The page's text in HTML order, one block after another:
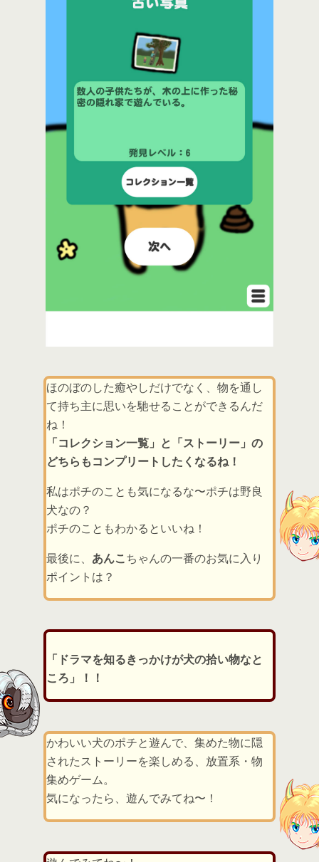
ほのぼのした癒やしだけでなく、物を通し
て持ち主に思いを馳せることができるんだ
ね！
「コレクション一覧」と「ストーリー」の
どちらもコンプリートしたくなるね！
私はポチのことも気になるな〜ポチは野良
犬なの？
ポチのこともわかるといいね！
最後に、 あんこ ちゃんの一番のお気に入り
ポイントは？
「ドラマを知るきっかけが犬の拾い物なと
ころ」！！
かわいい犬のポチと遊んで、集めた物に隠
されたストーリーを楽しめる、放置系・物
集めゲーム。
気になったら、遊んでみてね〜！